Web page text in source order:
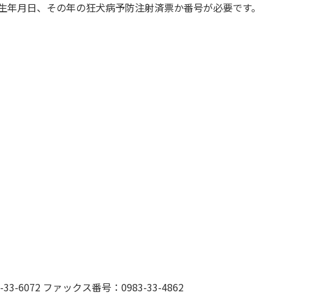
月日、その年の狂犬病予防注射済票か番号が必要です。
6072 ファックス番号：0983-33-4862